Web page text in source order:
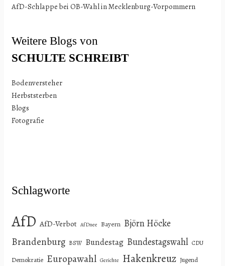
AfD-Schlappe bei OB-Wahl in Mecklenburg-Vorpommern
Weitere Blogs von
SCHULTE SCHREIBT
Bodenversteher
Herbststerben
Blogs
Fotografie
Schlagworte
AfD AfD-Verbot AfDnee Bayern Björn Höcke
Brandenburg BSW Bundestag Bundestagswahl CDU
Demokratie Europawahl Gerichte Hakenkreuz Jugend